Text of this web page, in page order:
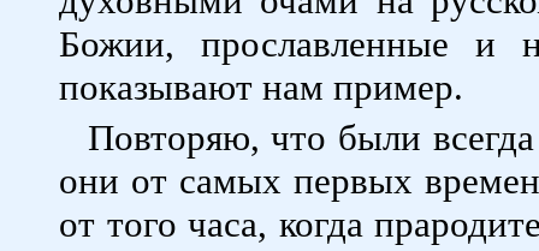
Божии, прославленные и
показывают нам пример.
Повторяю, что были
они от самых первых
от того часа, когда